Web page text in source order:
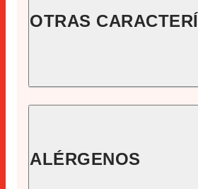
OTRAS
CÓDIGO
EAN
8410060157101
ALÉRGENOS